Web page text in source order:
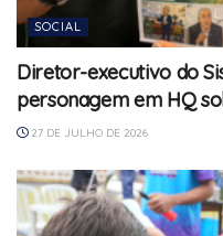
SOCIAL
Diretor-executivo do
personagem em HQ
27 DE JULHO DE 2026